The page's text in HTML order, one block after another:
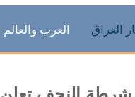
العراق العرب والعالم